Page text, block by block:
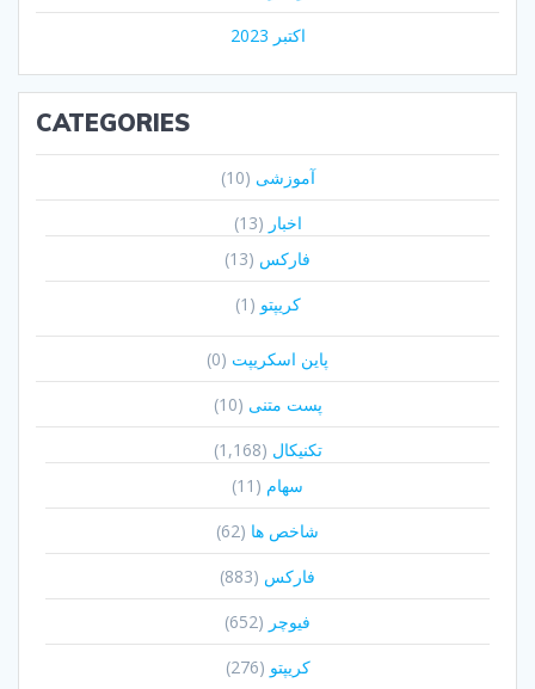
اکتبر 2023
CATEGORIES
آموزشی (10)
اخبار (13)
فارکس (13)
کریپتو (1)
پاین اسکریپت (0)
پست متنی (10)
تکنیکال (1,168)
سهام (11)
شاخص ها (62)
فارکس (883)
فیوچر (652)
کریپتو (276)